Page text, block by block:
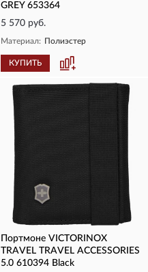
GREY 653364
5 570 руб.
Материал: Полиэстер
КУПИТЬ
Портмоне VICTORINOX
TRAVEL TRAVEL ACCESSORIES
5.0 610394 Black